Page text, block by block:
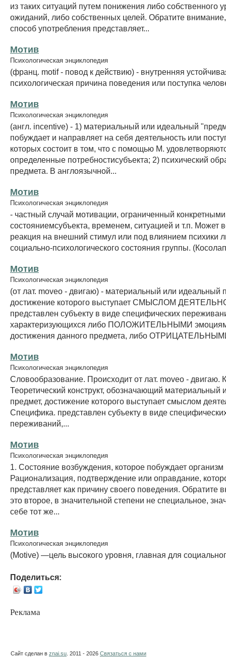
из таких ситуаций путем понижения либо собственного
ожиданий, либо собственных целей. Обратите
способ употребления представляет...
Мотив
Психологическая энциклопедия
(франц. motif - повод к действию) - внутренняя
психологическая причина поведения или поступка
Мотив
Психологическая энциклопедия
(англ. incentive) - 1) материальный или идеальный
побуждает и направляет на себя деятельность или
которых состоит в том, что с помощью М.
определенные потребностисубъекта; 2) психический
предмета. В англоязычной...
Мотив
Психологическая энциклопедия
- частный случай мотивации, ограниченный
состояниемсубъекта, временем, ситуацией и т.п. Может
реакция на внешний стимул или под влиянием психики
социально-психологического состояния группы.
Мотив
Психологическая энциклопедия
(от лат. moveo - двигаю) - материальный или идеальный
достижение которого выступает СМЫСЛОМ
представлен субъекту в виде специфических
характеризующихся либо ПОЛОЖИТЕЛЬНЫМИ
достижения данного предмета, либо
Мотив
Психологическая энциклопедия
Словообразование. Происходит от лат. moveo - двигаю.
Теоретический конструкт, обозначающий материальный
предмет, достижение которого выступает смыслом
Специфика. представлен субъекту в виде
переживаний,...
Мотив
Психологическая энциклопедия
1. Состояние возбуждения, которое побуждает организм
Рационализация, подтверждение или оправдание,
представляет как причину своего поведения. Обратите
это второе, в значительной степени не специальное,
себе тот же...
Мотив
Психологическая энциклопедия
(Motive) —цель высокого уровня, главная для
Поделиться:
Реклама
Сайт сделан в znai.su . 2011 - 2026 Связаться с нами